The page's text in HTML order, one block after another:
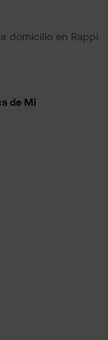
domicilio en Rappi
de Mi